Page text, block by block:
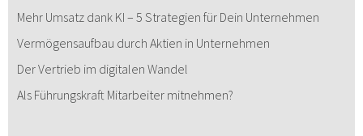
Mehr Umsatz dank KI – 5 Strategien für Dein Unternehmen
Vermögensaufbau durch Aktien in Unternehmen
Der Vertrieb im digitalen Wandel
Als Führungskraft Mitarbeiter mitnehmen?